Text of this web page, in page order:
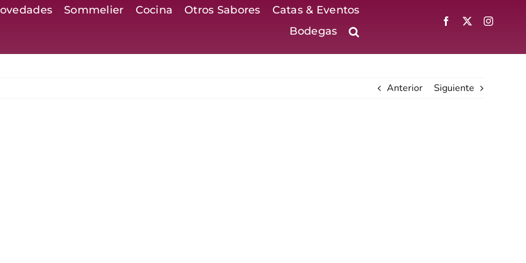
Sommelier Cocina Otros Sabores
Catas & Eventos
Bodegas
Anterior Siguiente